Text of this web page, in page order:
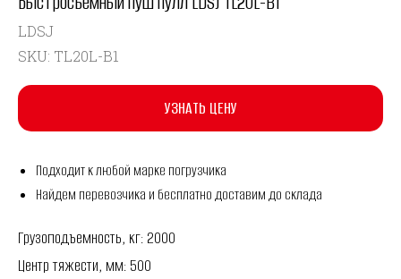
LDSJ
SKU: TL20L-B1
УЗНАТЬ ЦЕНУ
Подходит к любой марке погрузчика
Найдем перевозчика и бесплатно доставим до склада
Грузоподъемность, кг: 2000
Центр тяжести, мм: 500